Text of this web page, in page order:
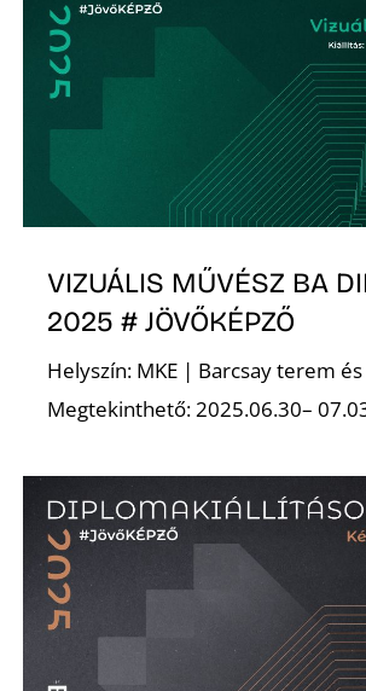
VIZUÁLIS MŰVÉSZ BA
2025 # JÖVŐKÉPZŐ
Helyszín: MKE | Barcsay terem és
Megtekinthető: 2025.06.30–